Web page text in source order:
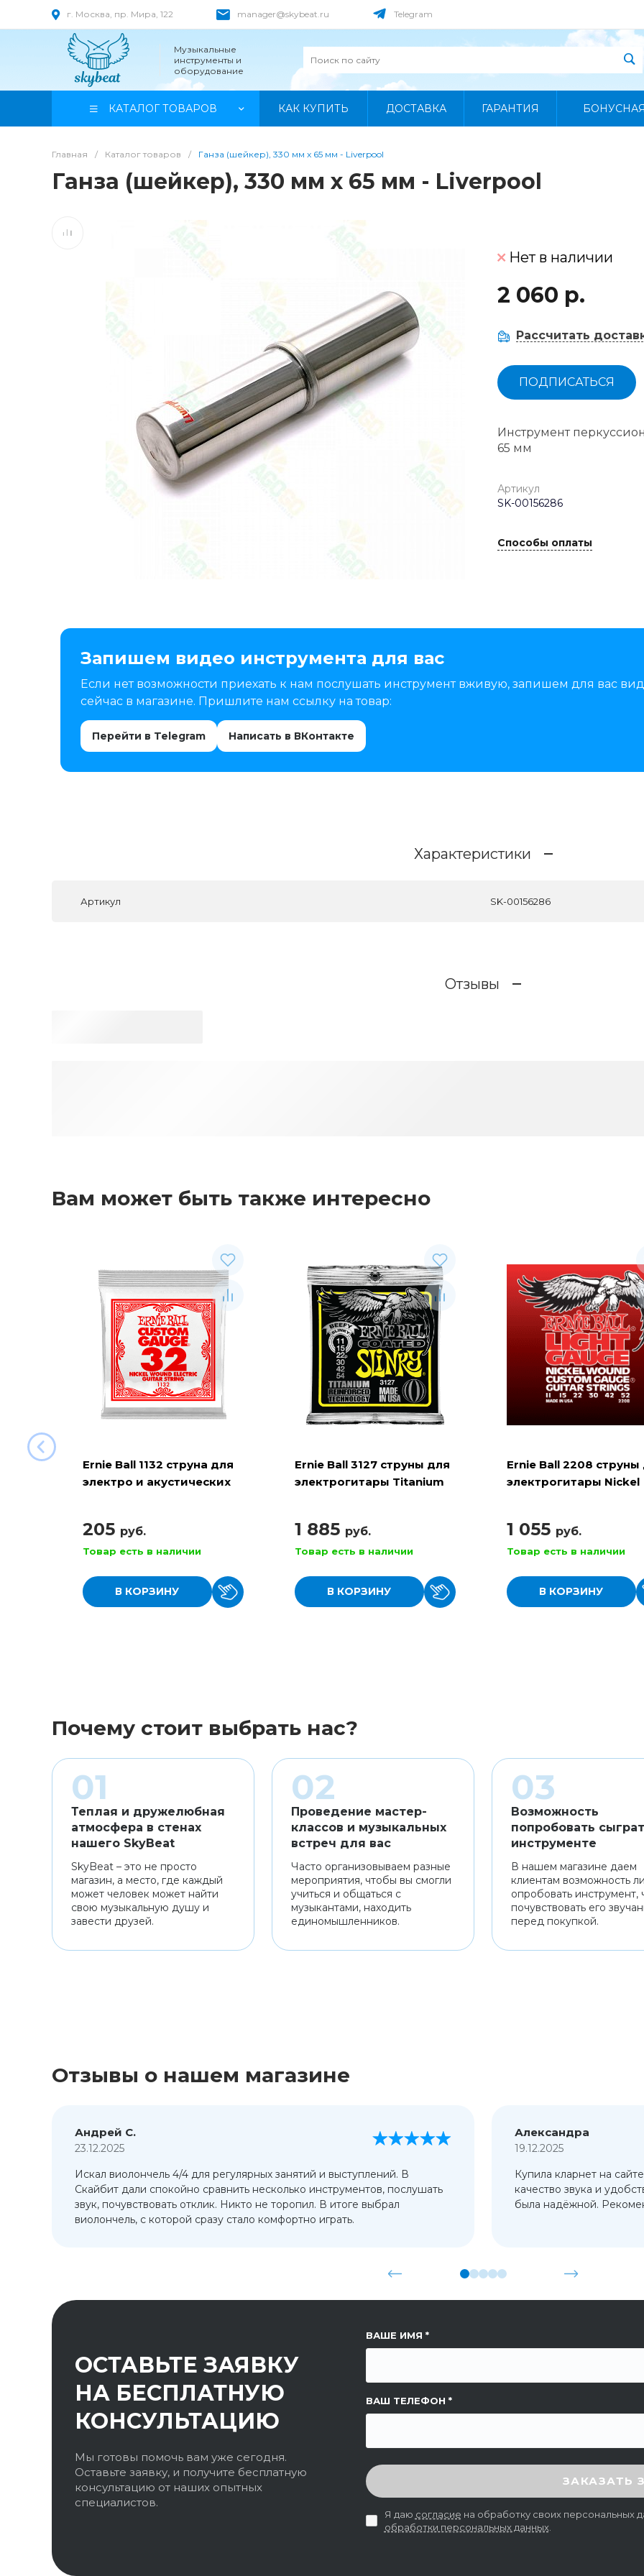
г. Москва, пр. Мира, 122 manager@skybeat.ru Telegram
Музыкальные
инструменты и
оборудование
КАТАЛОГ ТОВАРОВ КАК КУПИТЬ ДОСТАВКА ГАРАНТИЯ
Главная / Каталог товаров / Ганза (шейкер), 330 мм x 65 мм - Liverpool
Ганза (шейкер), 330 мм x 65 мм - Liverpool
Нет в наличии
2 060 р.
Рассчитать
ПОДПИСАТЬСЯ
Инструмент
65 мм
Артикул
SK-00156286
Способы оплаты
Запишем видео инструмента для вас
Если нет возможности приехать к нам послушать инструмент вживую, запишем для вас
сейчас в магазине. Пришлите нам ссылку на товар:
Перейти в Telegram Написать в ВКонтакте
Характеристики
Артикул SK-00156286
Отзывы
Вам может быть также интересно
Ernie Ball 1132 струна для
электро и акустических
205 руб.
Товар есть в наличии
В КОРЗИНУ
Ernie Ball 3127 струны для
электрогитары Titanium
1 885 руб.
Товар есть в наличии
В КОРЗИНУ
Ernie Ball 2208 струны
электрогитары Nickel
1 055 руб.
Товар есть в наличии
В КОРЗИНУ
Почему стоит выбрать нас?
Теплая и дружелюбная
атмосфера в стенах
нашего SkyBeat
SkyBeat – это не просто
магазин, а место, где каждый
может человек может найти
свою музыкальную душу и
завести друзей.
Проведение мастер-
классов и музыкальных
встреч для вас
Часто организовываем разные
мероприятия, чтобы вы смогли
учиться и общаться с
музыкантами, находить
единомышленников.
Возможность
попробовать
инструменте
В нашем магазине даем
клиентам возможность
опробовать инструмент,
почувствовать его
перед покупкой.
Отзывы о нашем магазине
Андрей С.
23.12.2025
Искал виолончель 4/4 для регулярных занятий и выступлений. В
Скайбит дали спокойно сравнить несколько инструментов, послушать
звук, почувствовать отклик. Никто не торопил. В итоге выбрал
виолончель, с которой сразу стало комфортно играть.
Александра
19.12.2025
Купила кларнет на
качество звука и
была надёжной.
ОСТАВЬТЕ ЗАЯВКУ
НА БЕСПЛАТНУЮ
КОНСУЛЬТАЦИЮ
Мы готовы помочь вам уже сегодня.
Оставьте заявку, и получите бесплатную
консультацию от наших опытных
специалистов.
ВАШЕ ИМЯ
ВАШ ТЕЛЕФОН
ССЫЛКА НА СТРАНИЦУ
ВВЕДИТЕ ПРОВЕРОЧНЫЙ КОД ЗАКАЗАТЬ
Я даю согласие на обработку своих персональных
обработки персональных данных